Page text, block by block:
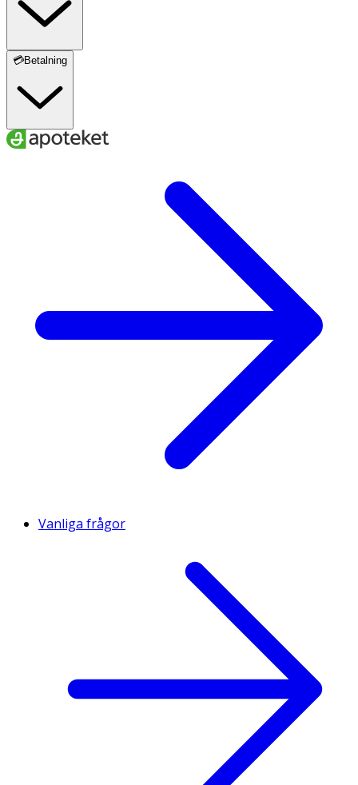
💳Betalning
Vanliga frågor